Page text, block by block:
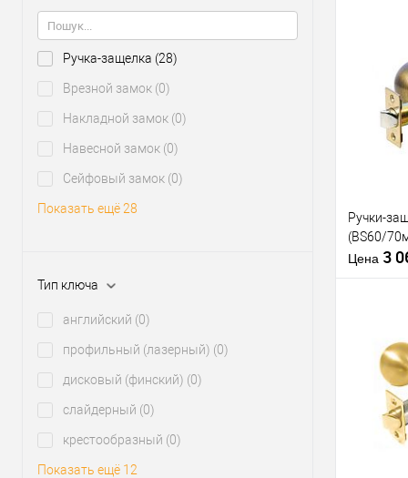
Ручка-защелка (28)
Врезной замок (0)
Накладной замок (0)
Навесной замок (0)
Сейфовый замок (0)
Показать ещё 28
Тип ключа
английский (0)
профильный (лазерный) (0)
дисковый (финский) (0)
слайдерный (0)
крестообразный (0)
Показать ещё 12
клик
В
Материал
Страна
Ручки-
(BS60/
Цена 3
клик
В